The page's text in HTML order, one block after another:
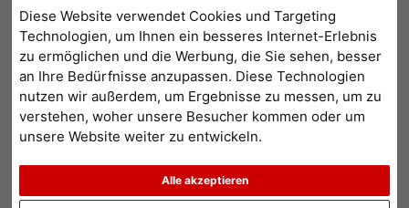
Diese Website verwendet Cookies und Targeting
Technologien, um Ihnen ein besseres Internet-Erlebnis
zu ermöglichen und die Werbung, die Sie sehen, besser
an Ihre Bedürfnisse anzupassen. Diese Technologien
nutzen wir außerdem, um Ergebnisse zu messen, um zu
verstehen, woher unsere Besucher kommen oder um
unsere Website weiter zu entwickeln.
Alle akzeptieren
Zurück